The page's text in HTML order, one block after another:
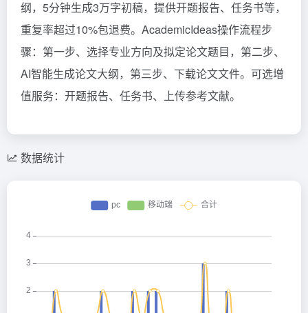
纲，5分钟生成3万字初稿，提供开题报告、任务书等，
重复率超过10%包退费。AcademicIdeas操作流程步
骤：第一步、选择专业方向及拟定论文题目，第二步、
AI智能生成论文大纲，第三步、下载论文文件。可选增
值服务：开题报告、任务书、上传参考文献。
数据统计